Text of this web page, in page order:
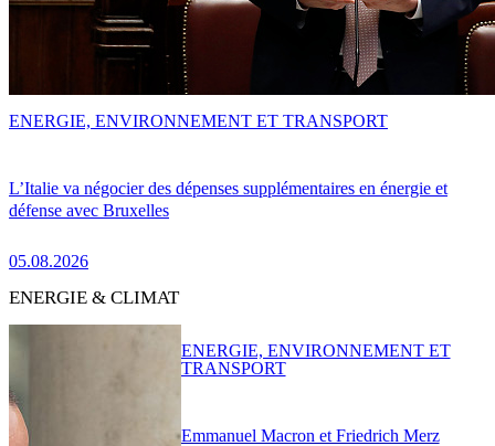
L’Italie va négocier des dépenses supplémentaires en énergie et
défense avec Bruxelles
05.08.2026
ENERGIE, ENVIRONNEMENT ET TRANSPORT
ENERGIE & CLIMAT
Emmanuel Macron et Friedrich Merz
ENERGIE, ENVIRONNEMENT ET
TRANSPORT